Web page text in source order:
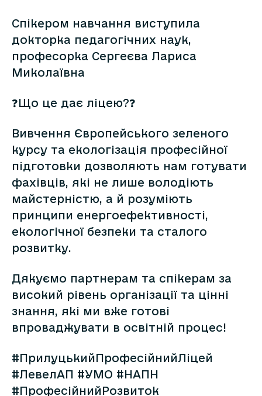
Спікером навчання виступила
докторка педагогічних наук,
професорка Сергеєва Лариса
Миколаївна
❓Що це дає ліцею?❓
Вивчення Європейського зеленого
курсу та екологізація професійної
підготовки дозволяють нам готувати
фахівців, які не лише володіють
майстерністю, а й розуміють
принципи енергоефективності,
екологічної безпеки та сталого
розвитку.
Дякуємо партнерам та спікерам за
високий рівень організації та цінні
знання, які ми вже готові
впроваджувати в освітній процес!
#ПрилуцькийПрофесійнийЛіцей
#ЛевелАП #УМО #НАПН
#ПрофесійнийРозвиток